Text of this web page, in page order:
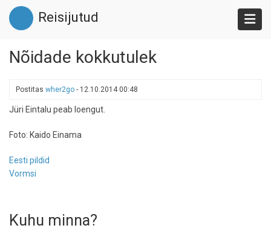
Liigu
edasi
põhisisu
Reisijutud
Nõidade kokkutulek
Postitas wher2go - 12.10.2014 00:48
Jüri Eintalu peab loengut.
Foto: Kaido Einama
Eesti pildid
Vormsi
Kuhu minna?